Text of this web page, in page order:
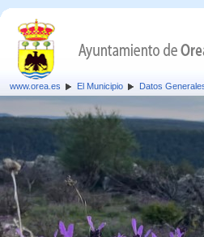
www.orea.es El Municipio Datos